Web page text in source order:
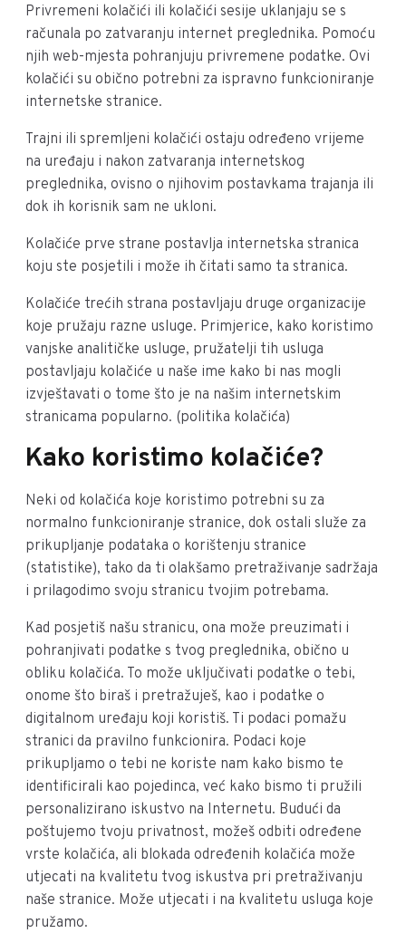
Privremeni kolačići ili kolačići sesije uklanjaju se s
računala po zatvaranju internet preglednika. Pomoću
njih web-mjesta pohranjuju privremene podatke. Ovi
kolačići su obično potrebni za ispravno funkcioniranje
internetske stranice.
Trajni ili spremljeni kolačići ostaju određeno vrijeme
na uređaju i nakon zatvaranja internetskog
preglednika, ovisno o njihovim postavkama trajanja ili
dok ih korisnik sam ne ukloni.
Kolačiće prve strane postavlja internetska stranica
koju ste posjetili i može ih čitati samo ta stranica.
Kolačiće trećih strana postavljaju druge organizacije
koje pružaju razne usluge. Primjerice, kako koristimo
vanjske analitičke usluge, pružatelji tih usluga
postavljaju kolačiće u naše ime kako bi nas mogli
izvještavati o tome što je na našim internetskim
stranicama popularno. (politika kolačića)
Kako koristimo kolačiće?
Neki od kolačića koje koristimo potrebni su za
normalno funkcioniranje stranice, dok ostali služe za
prikupljanje podataka o korištenju stranice
(statistike), tako da ti olakšamo pretraživanje sadržaja
i prilagodimo svoju stranicu tvojim potrebama.
Kad posjetiš našu stranicu, ona može preuzimati i
pohranjivati podatke s tvog preglednika, obično u
obliku kolačića. To može uključivati podatke o tebi,
onome što biraš i pretražuješ, kao i podatke o
digitalnom uređaju koji koristiš. Ti podaci pomažu
stranici da pravilno funkcionira. Podaci koje
prikupljamo o tebi ne koriste nam kako bismo te
identificirali kao pojedinca, već kako bismo ti pružili
personalizirano iskustvo na Internetu. Budući da
poštujemo tvoju privatnost, možeš odbiti određene
vrste kolačića, ali blokada određenih kolačića može
utjecati na kvalitetu tvog iskustva pri pretraživanju
naše stranice. Može utjecati i na kvalitetu usluga koje
pružamo.